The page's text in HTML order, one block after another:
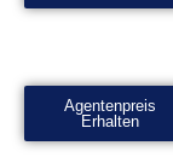
Agentenpreis
Erhalten